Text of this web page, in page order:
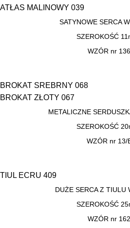
ATŁAS MALINOWY 039
SATYNOWE SERCA
SZEROKOŚĆ
WZÓR nr 136
BROKAT SREBRNY 068
BROKAT ZŁOTY 067
METALICZNE
SZEROKOŚĆ
WZÓR nr 13/
TIUL ECRU 409
DUŻE SERCA Z TIULU
SZEROKOŚĆ
WZÓR nr 162